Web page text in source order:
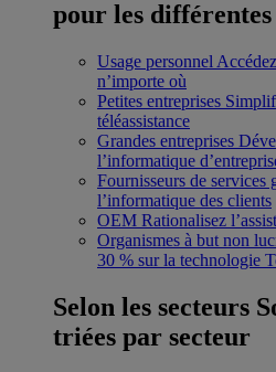
pour les différentes
Usage personnel
n’importe où
Petites entreprises
téléassistance
Grandes entreprises
l’informatique
Fournisseurs de services
l’informatique des clients
OEM Rationalisez
Organismes à but non
30 % sur la technologie
Selon les secteurs
triées par secteur